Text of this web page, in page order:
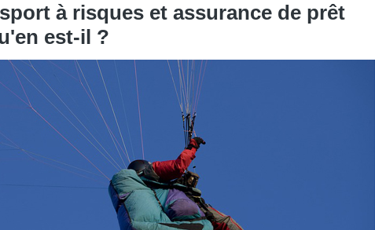
à risques et assurance de prêt
est-il ?